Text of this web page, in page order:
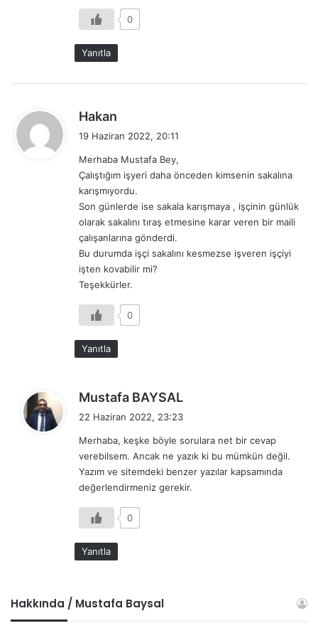
0
Yanıtla
Hakan
i
k
i
:
19 Haziran 2022, 20:11
Merhaba Mustafa Bey,
Çalıştığım işyeri daha önceden kimsenin sakalına
karışmıyordu.
Son günlerde ise sakala karışmaya , işçinin günlük
olarak sakalını tıraş etmesine karar veren bir maili
çalışanlarına gönderdi.
Bu durumda işçi sakalını kesmezse işveren işçiyi
işten kovabilir mi?
Teşekkürler.
0
Yanıtla
Mustafa BAYSAL
i
k
i
:
22 Haziran 2022, 23:23
Merhaba, keşke böyle sorulara net bir cevap
verebilsem. Ancak ne yazık ki bu mümkün değil.
Yazım ve sitemdeki benzer yazılar kapsamında
değerlendirmeniz gerekir.
0
Yanıtla
Hakkında / Mustafa Baysal